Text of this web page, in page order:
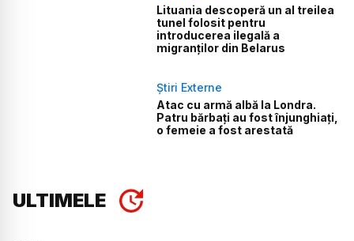
Lituania descoperă un al treilea
tunel folosit pentru
introducerea ilegală a
migranților din Belarus
Știri Externe
Atac cu armă albă la Londra.
Patru bărbați au fost înjunghiați,
o femeie a fost arestată
ULTIMELE